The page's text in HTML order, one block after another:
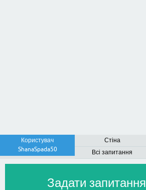
Користувач
ShanaSpada50
Стіна
Всі запитання
Задати запитання